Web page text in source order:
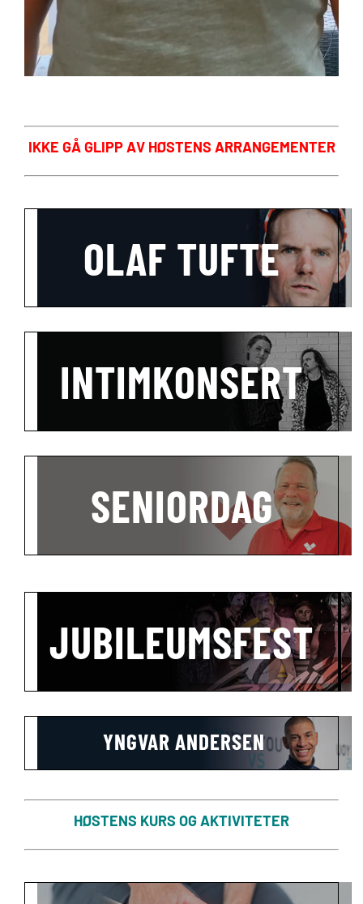
IKKE GÅ GLIPP AV HØSTENS ARRANGEMENTER
OLAF TUFTE
INTIMKONSERT
SENIORDAG
JUBILEUMSFEST
YNGVAR ANDERSEN
HØSTENS KURS OG AKTIVITETER